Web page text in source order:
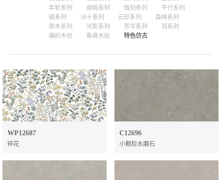
年轮系列
胡桃系列 蚀刻系列
平行系列
碳系列
50十系列 云砂系列
森林系列
原木系列
光影系列 芳华系列
羽系列
编织木纹
鱼骨木纹 特色仿古
WP12687
碎花
C12696
小颗粒水磨石